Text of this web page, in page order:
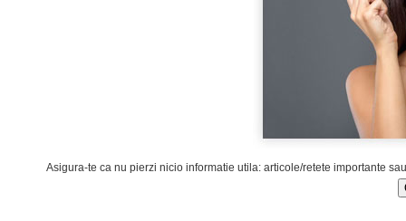
Asigura-te ca nu pierzi nicio informatie utila: articole/retete importante